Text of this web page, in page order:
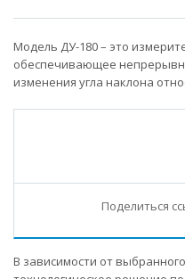
Модель ДУ-180 – это
обеспечивающее
изменения угла наклона
Поделиться
В зависимости от